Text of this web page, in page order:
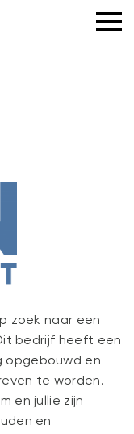
zoek naar een
bedrijf heeft een
opgebouwd en
te worden.
en jullie zijn
en